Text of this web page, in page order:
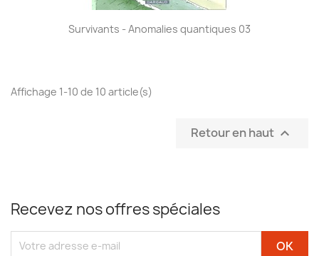
Survivants - Anomalies quantiques 03
Affichage 1-10 de 10 article(s)
Retour en haut 
Recevez nos offres spéciales